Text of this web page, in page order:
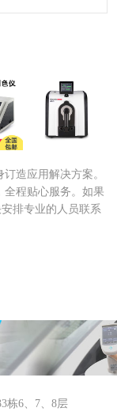
光
Datacolor 800 系
列分光光度仪
造应用解决方案。
全程贴心服务。如果
排专业的人员联系
栋6、7、8层